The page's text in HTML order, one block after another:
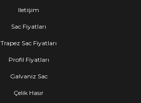
Iletişim
Sac Fiyatları
Trapez Sac Fiyatları
Profil Fiyatları
Galvaniz Sac
Çelik Hasır